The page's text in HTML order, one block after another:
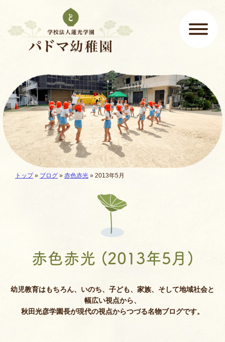
メインメニュー
ここから本文です。
現在地:
トップ» ブログ » 赤色赤光 » 2013年5月
赤色赤光 (2013年5月)
幼児教育はもちろん、いのち、子ども、家族、そして地域社会と
幅広い視点から、
秋田光彦学園長が現代の視点からつづる名物ブログです。